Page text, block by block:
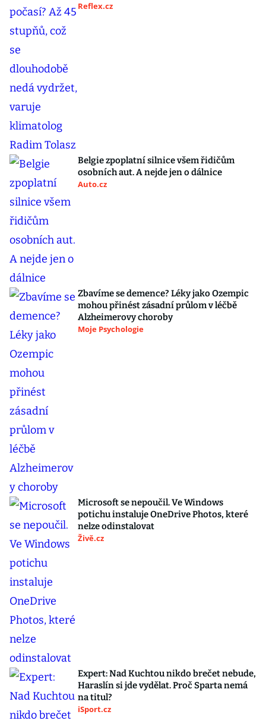
Reflex.cz
Belgie zpoplatní silnice všem řidičům
osobních aut. A nejde jen o dálnice
Auto.cz
Zbavíme se demence? Léky jako Ozempic
mohou přinést zásadní průlom v léčbě
Alzheimerovy choroby
Moje Psychologie
Microsoft se nepoučil. Ve Windows
potichu instaluje OneDrive Photos, které
nelze odinstalovat
Živě.cz
Expert: Nad Kuchtou nikdo brečet nebude,
Haraslín si jde vydělat. Proč Sparta nemá
na titul?
iSport.cz